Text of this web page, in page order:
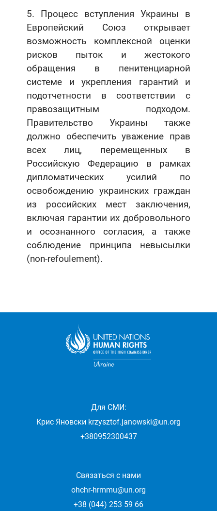
5. Процесс вступления Украины в
Европейский Союз открывает
возможность комплексной оценки
рисков пыток и жестокого
обращения в пенитенциарной
системе и укрепления гарантий и
подотчетности в соответствии с
правозащитным подходом.
Правительство Украины также
должно обеспечить уважение прав
всех лиц, перемещенных в
Российскую Федерацию в рамках
дипломатических усилий по
освобождению украинских граждан
из российских мест заключения,
включая гарантии их добровольного
и осознанного согласия, а также
соблюдение принципа невысылки
(non-refoulement).
Для СМИ:
Крис Яновски krzysztof.janowski@un.org
+380952300437
Связаться с нами
ohchr-hrmmu@un.org
+38 (044) 253 59 66